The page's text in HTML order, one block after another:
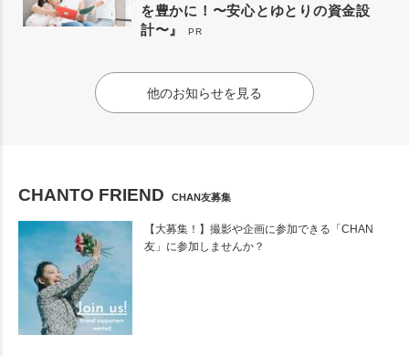
を豊かに！〜安心とゆとりの資金設
計〜』
PR
他のお知らせを見る
CHANTO FRIEND CHAN友募集
【大募集！】撮影や企画に参加できる「CHAN
友」に参加しませんか？